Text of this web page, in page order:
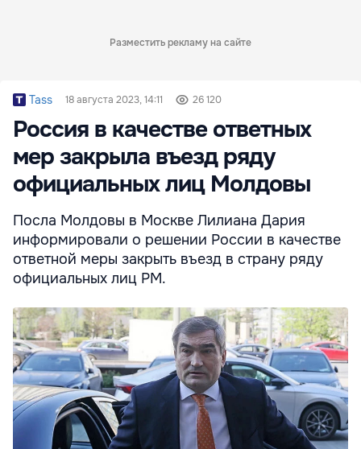
Разместить рекламу на сайте
Tass 18 августа 2023, 14:11 26 120
Россия в качестве ответных
мер закрыла въезд ряду
официальных лиц Молдовы
Посла Молдовы в Москве Лилиана Дария
информировали о решении России в качестве
ответной меры закрыть въезд в страну ряду
официальных лиц РМ.